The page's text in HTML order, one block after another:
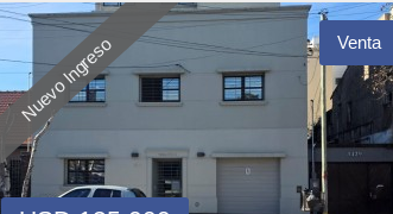
Nuevo Ingreso Venta